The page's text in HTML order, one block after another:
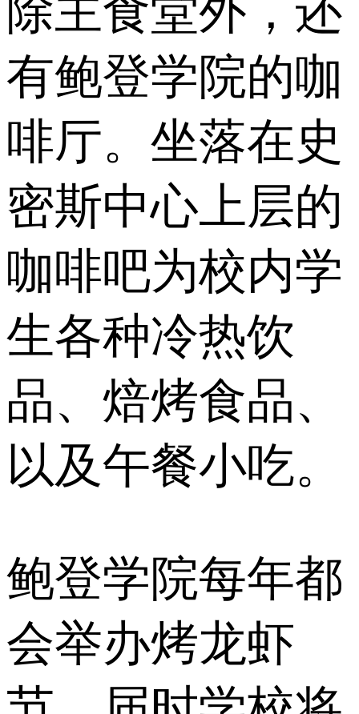
除主食堂外，还
有鲍登学院的咖
啡厅。坐落在史
密斯中心上层的
咖啡吧为校内学
生各种冷热饮
品、焙烤食品、
以及午餐小吃。
鲍登学院每年都
会举办烤龙虾